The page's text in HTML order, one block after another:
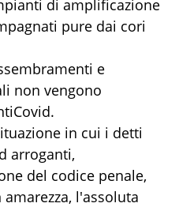
di amplificazione
pure dai cori
e
non vengono
in cui i detti
arroganti,
del codice penale,
l'assoluta